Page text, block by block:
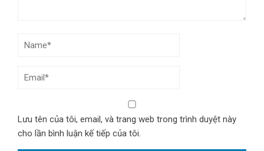
Lưu tên của tôi, email, và trang web trong trình duyệt này
cho lần bình luận kế tiếp của tôi.